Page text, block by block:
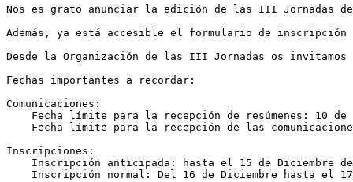
Nos es grato anunciar la edición de las III Jornadas
Además, ya está accesible el formulario de
Desde la Organización de las III Jornadas os
Fechas importantes a recordar:
Comunicaciones:
Fecha límite para la recepción de resúmenes: 10 de
Fecha límite para la recepción de las
Inscripciones:
Inscripción anticipada: hasta el 15 de Diciembre de
Inscripción normal: Del 16 de Diciembre hasta el 17